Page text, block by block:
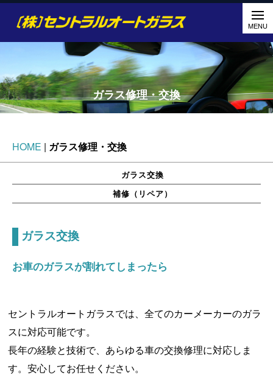
ガラス修理・交換
HOME | ガラス修理・交換
ガラス交換
補修（リペア）
ガラス交換
お車のガラスが割れてしまったら
セントラルオートガラスでは、全てのカーメーカーのガラ
スに対応可能です。
長年の経験と技術で、あらゆる車の交換修理に対応しま
す。安心してお任せください。